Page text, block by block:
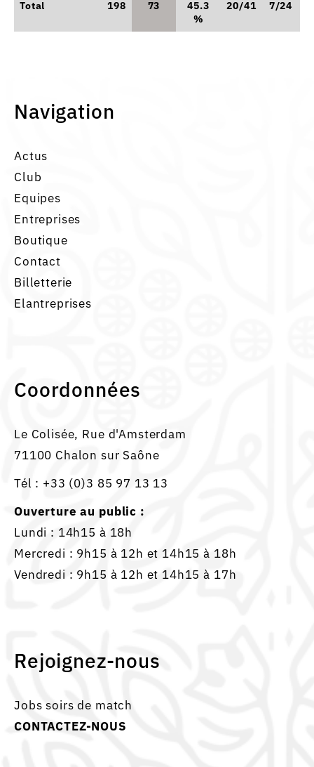
Total 198 73
45.3
%
20/41 7/24
Navigation
Actus
Club
Equipes
Entreprises
Boutique
Contact
Billetterie
Elantreprises
Coordonnées
Le Colisée, Rue d'Amsterdam
71100 Chalon sur Saône
Tél : +33 (0)3 85 97 13 13
Ouverture au public :
Lundi : 14h15 à 18h
Mercredi : 9h15 à 12h et 14h15 à 18h
Vendredi : 9h15 à 12h et 14h15 à 17h
Rejoignez-nous
Jobs soirs de match
CONTACTEZ-NOUS